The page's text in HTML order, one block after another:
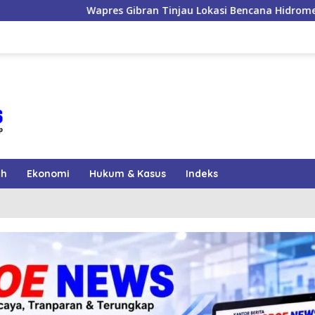
Tinjau Lokasi Bencana Hidrometeorologi di Aceh,
Ekonomi Hukum & Kasus Indeks